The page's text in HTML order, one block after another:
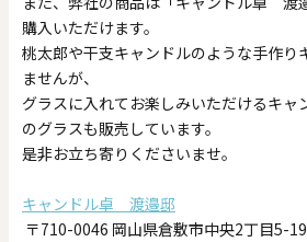
購入いただけます。
桃太郎や干支キャンドルのような手作り
ませんが、
グラスに入れてお楽しみいただけるキャ
のグラスも販売しています。
是非お立ち寄りくださいませ。
キャンドル卓 渡邉邸
〒710-0046 岡山県倉敷市中央2丁目5-19